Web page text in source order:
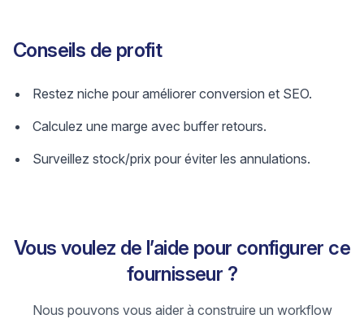
Conseils de profit
Restez niche pour améliorer conversion et SEO.
Calculez une marge avec buffer retours.
Surveillez stock/prix pour éviter les annulations.
Vous voulez de l’aide pour configurer ce
fournisseur ?
Nous pouvons vous aider à construire un workflow